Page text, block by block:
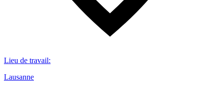
Lieu de travail:
Lausanne